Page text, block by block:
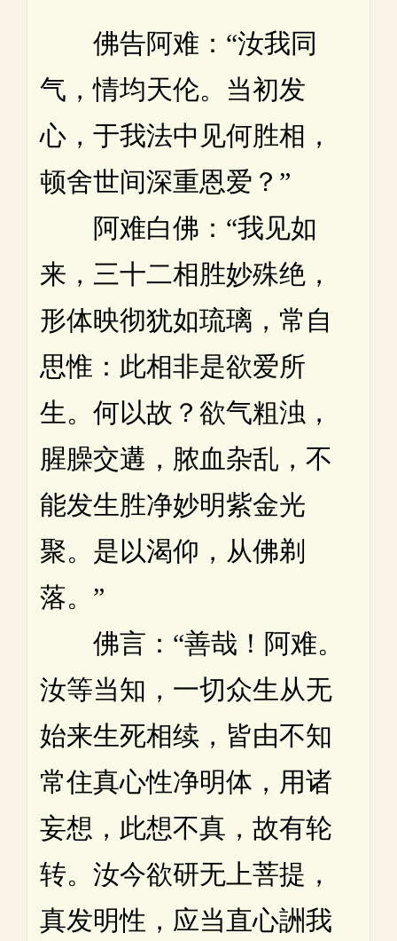
佛告阿难：“汝我同
气，情均天伦。当初发
心，于我法中见何胜相，
顿舍世间深重恩爱？”
阿难白佛：“我见如
来，三十二相胜妙殊绝，
形体映彻犹如琉璃，常自
思惟：此相非是欲爱所
生。何以故？欲气粗浊，
腥臊交遘，脓血杂乱，不
能发生胜净妙明紫金光
聚。是以渴仰，从佛剃
落。”
佛言：“善哉！阿难。
汝等当知，一切众生从无
始来生死相续，皆由不知
常住真心性净明体，用诸
妄想，此想不真，故有轮
转。汝今欲研无上菩提，
真发明性，应当直心詶我